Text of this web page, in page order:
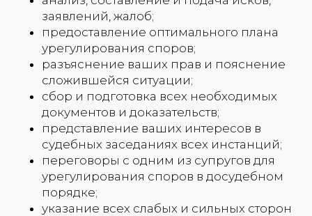
заявлений, жалоб;
предоставление оптимального плана
урегулирования споров;
разъяснение ваших прав и пояснение
сложившейся ситуации;
сбор и подготовка всех необходимых
документов и доказательств;
представление ваших интересов в
судебных заседаниях всех инстанций;
переговоры с одним из супругов для
урегулирования споров в досудебном
порядке;
указание всех слабых и сильных сторон